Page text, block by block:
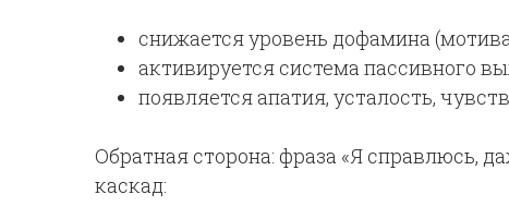
снижается уровень дофамина
активируется система пассивного
появляется апатия, усталость,
Обратная сторона: фраза «Я справлюсь,
каскад: